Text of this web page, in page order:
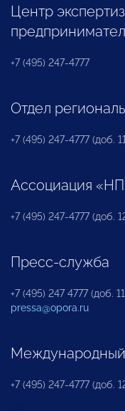
Центр
+7 (495) 247-4777
Отдел
+7 (495) 247-4777 (доб.
Ассоциация
+7 (495) 247-4777 (доб.
Пресс-служба
+7 (495) 247 4777 (доб.
pressa@opora.ru
+7 (495) 247-4777 (доб.